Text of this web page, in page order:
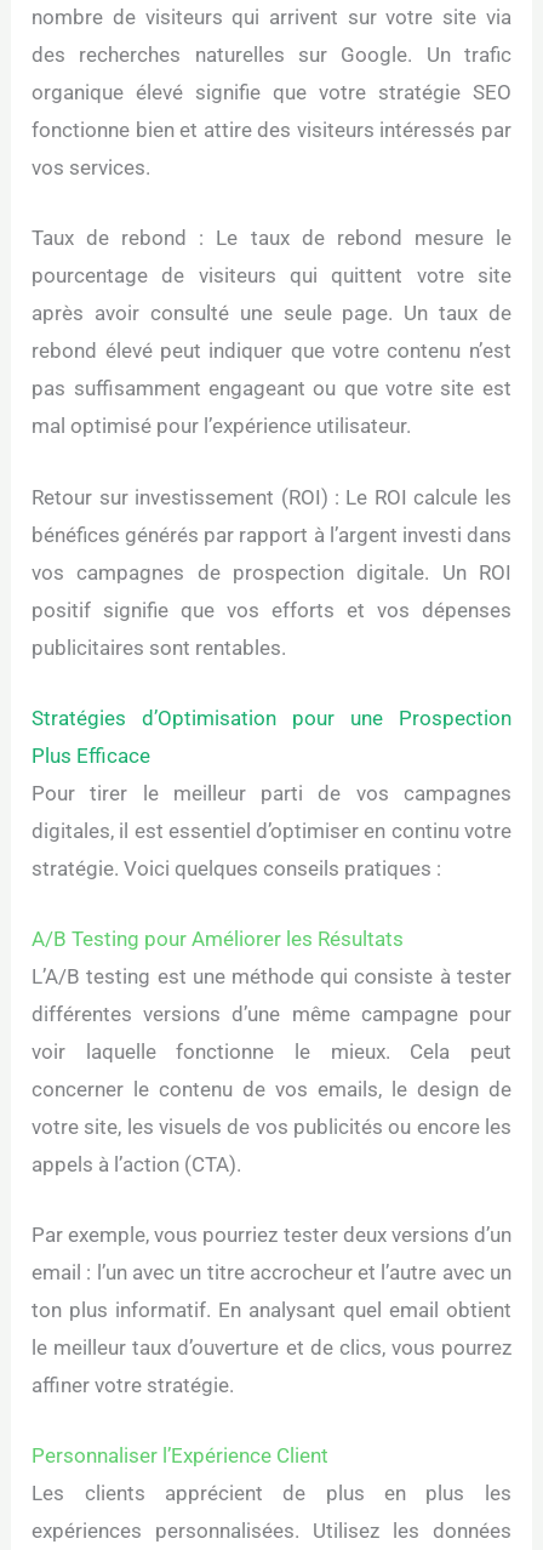
nombre de visiteurs qui arrivent sur votre site via
des recherches naturelles sur Google. Un trafic
organique élevé signifie que votre stratégie SEO
fonctionne bien et attire des visiteurs intéressés par
vos services.
Taux de rebond : Le taux de rebond mesure le
pourcentage de visiteurs qui quittent votre site
après avoir consulté une seule page. Un taux de
rebond élevé peut indiquer que votre contenu n’est
pas suffisamment engageant ou que votre site est
mal optimisé pour l’expérience utilisateur.
Retour sur investissement (ROI) : Le ROI calcule les
bénéfices générés par rapport à l’argent investi dans
vos campagnes de prospection digitale. Un ROI
positif signifie que vos efforts et vos dépenses
publicitaires sont rentables.
Stratégies d’Optimisation pour une Prospection
Plus Efficace
Pour tirer le meilleur parti de vos campagnes
digitales, il est essentiel d’optimiser en continu votre
stratégie. Voici quelques conseils pratiques :
A/B Testing pour Améliorer les Résultats
L’A/B testing est une méthode qui consiste à tester
différentes versions d’une même campagne pour
voir laquelle fonctionne le mieux. Cela peut
concerner le contenu de vos emails, le design de
votre site, les visuels de vos publicités ou encore les
appels à l’action (CTA).
Par exemple, vous pourriez tester deux versions d’un
email : l’un avec un titre accrocheur et l’autre avec un
ton plus informatif. En analysant quel email obtient
le meilleur taux d’ouverture et de clics, vous pourrez
affiner votre stratégie.
Personnaliser l’Expérience Client
Les clients apprécient de plus en plus les
expériences personnalisées. Utilisez les données